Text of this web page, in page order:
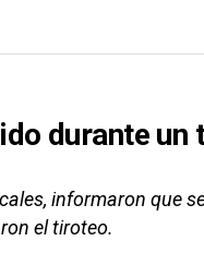
durante un
informaron que
el tiroteo.